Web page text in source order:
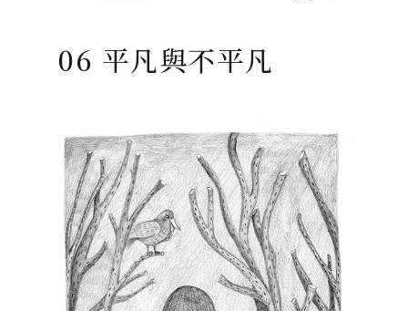
06 平凡與不平凡